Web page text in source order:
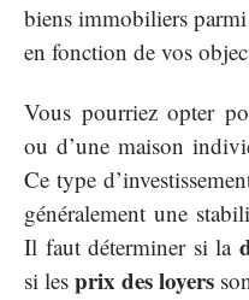
biens immobiliers
en fonction de vos
Vous pourriez opter
ou d’une maison
Ce type
généralement une
Il faut déterminer si la
si les prix des loyers